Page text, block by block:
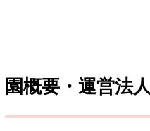
園概要・運営法人